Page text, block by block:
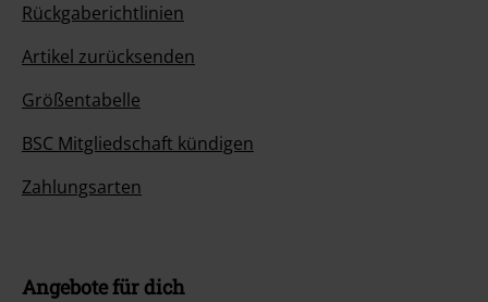
Rückgaberichtlinien
Artikel zurücksenden
Größentabelle
BSC Mitgliedschaft kündigen
Zahlungsarten
Angebote für dich